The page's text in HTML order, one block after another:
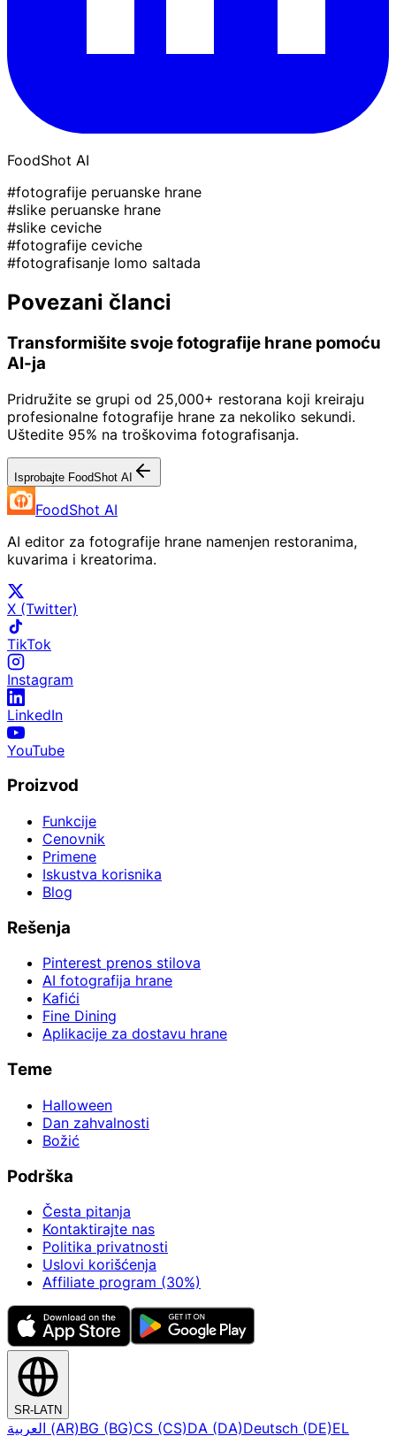
FoodShot AI
#fotografije peruanske hrane
#slike peruanske hrane
#slike ceviche
#fotografije ceviche
#fotografisanje lomo saltada
Povezani članci
Transformišite svoje fotografije hrane pomoću
AI-ja
Pridružite se grupi od 25,000+ restorana koji kreiraju
profesionalne fotografije hrane za nekoliko sekundi.
Uštedite 95% na troškovima fotografisanja.
Isprobajte FoodShot AI
FoodShot AI
AI editor za fotografije hrane namenjen restoranima,
kuvarima i kreatorima.
X (Twitter)
TikTok
Instagram
LinkedIn
YouTube
Proizvod
Funkcije
Cenovnik
Primene
Iskustva korisnika
Blog
Rešenja
Pinterest prenos stilova
AI fotografija hrane
Kafići
Fine Dining
Aplikacije za dostavu hrane
Teme
Halloween
Dan zahvalnosti
Božić
Podrška
Česta pitanja
Kontaktirajte nas
Politika privatnosti
Uslovi korišćenja
Affiliate program (30%)
SR-LATN
العربية (AR)BG (BG)CS (CS)DA (DA)Deutsch (DE)EL